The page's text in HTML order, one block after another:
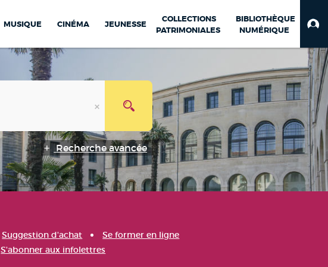
MUSIQUE CINÉMA JEUNESSE
COLLECTIONS
PATRIMONIALES
BIBLIOTHÈQUE
NUMÉRIQUE
Recherche avancée
Suggestion d'achat
Se former en ligne
S'abonner aux infolettres